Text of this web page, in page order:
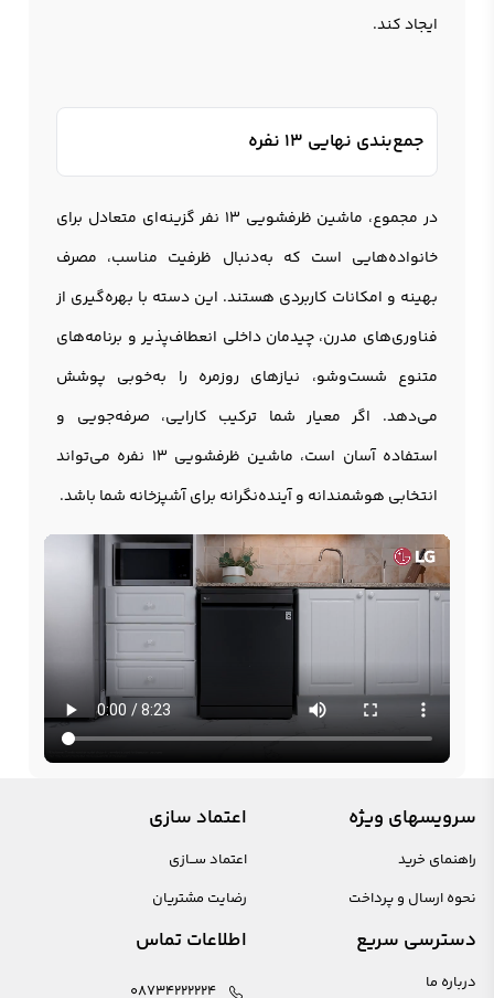
ایجاد کند.
جمع‌بندی نهایی 13 نفره
در مجموع، ماشین ظرفشویی 13 نفر گزینه‌ای متعادل برای
خانواده‌هایی است که به‌دنبال ظرفیت مناسب، مصرف
بهینه و امکانات کاربردی هستند. این دسته با بهره‌گیری از
فناوری‌های مدرن، چیدمان داخلی انعطاف‌پذیر و برنامه‌های
متنوع شست‌وشو، نیازهای روزمره را به‌خوبی پوشش
می‌دهد. اگر معیار شما ترکیب کارایی، صرفه‌جویی و
استفاده آسان است، ماشين ظرفشويي 13 نفره می‌تواند
انتخابی هوشمندانه و آینده‌نگرانه برای آشپزخانه شما باشد.
سرویسهای ویژه
راهنمای خرید
نحوه ارسال و پرداخت
اعتماد سازی
اعتماد ســازی
رضایت مشتریان
دسترسی سریع
درباره ما
اطلاعات تماس
08734222224